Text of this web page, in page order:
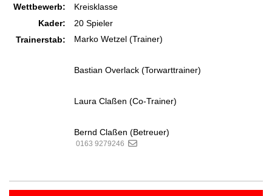
Wettbewerb:
Kreisklasse
Kader:
20 Spieler
Trainerstab:
Marko Wetzel (Trainer)
Bastian Overlack (Torwarttrainer)
Laura Claßen (Co-Trainer)
Bernd Claßen (Betreuer)
0163 9279246